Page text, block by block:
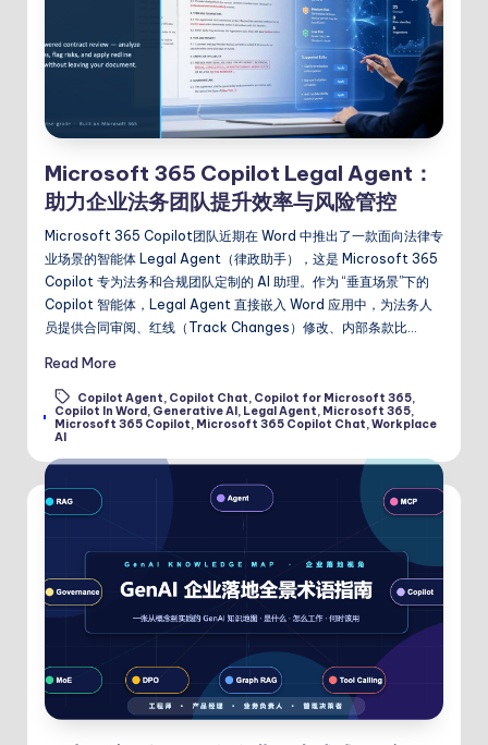
Microsoft 365 Copilot Legal Agent：
助力企业法务团队提升效率与风险管控
Microsoft 365 Copilot团队近期在 Word 中推出了一款面向法律专
业场景的智能体 Legal Agent（律政助手），这是 Microsoft 365
Copilot 专为法务和合规团队定制的 AI 助理。作为 “垂直场景”下的
Copilot 智能体，Legal Agent 直接嵌入 Word 应用中，为法务人
员提供合同审阅、红线（Track Changes）修改、内部条款比…
Read More
Tags:
Copilot Agent, Copilot Chat, Copilot for Microsoft 365,
Copilot In Word, Generative AI, Legal Agent, Microsoft 365,
Microsoft 365 Copilot, Microsoft 365 Copilot Chat,Workplace
AI